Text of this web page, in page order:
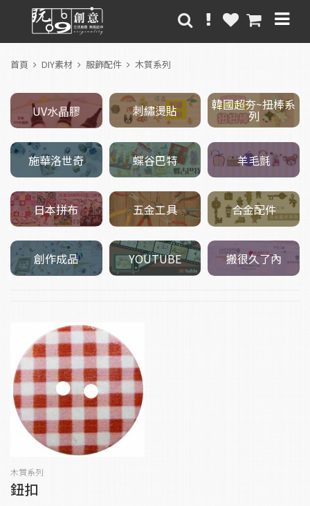
首頁 DIY素材 服飾配件 木質系列
UV水晶膠 刺繡燙貼 韓國超夯~扭棒系
列
施華洛世奇 蝶谷巴特 羊毛氈
日本拼布 五金工具 合金配件
創作成品 YOUTUBE 搬很久了內
木質系列
鈕扣